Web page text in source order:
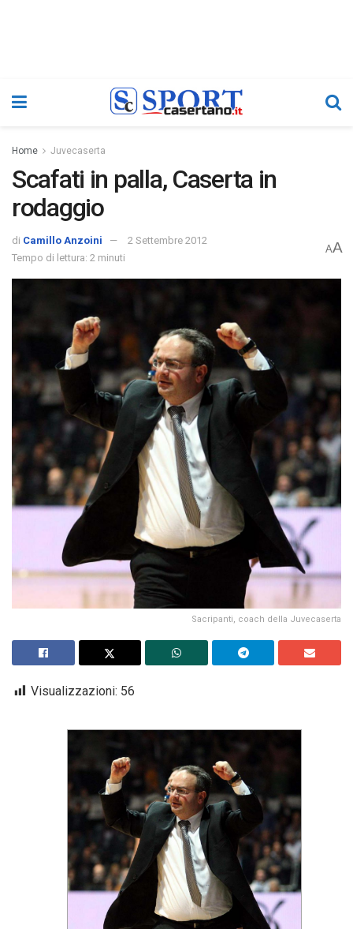
Home Juvecaserta
Scafati in palla, Caserta in
rodaggio
di Camillo Anzoini
2 Settembre 2012
Tempo di lettura: 2 minuti
AA
Sacripanti, coach della Juvecaserta
Visualizzazioni: 56